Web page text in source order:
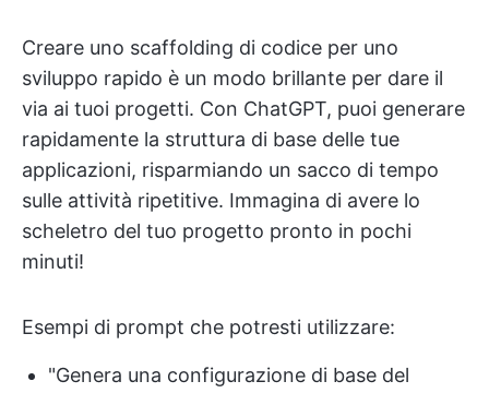
Creare uno scaffolding di codice per uno
sviluppo rapido è un modo brillante per dare il
via ai tuoi progetti. Con ChatGPT, puoi generare
rapidamente la struttura di base delle tue
applicazioni, risparmiando un sacco di tempo
sulle attività ripetitive. Immagina di avere lo
scheletro del tuo progetto pronto in pochi
minuti!
Esempi di prompt che potresti utilizzare:
"Genera una configurazione di base del